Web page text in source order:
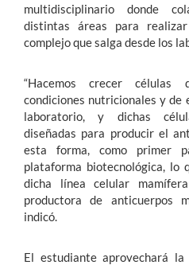
multidisciplinario donde
distintas áreas para
complejo que salga desde los
“Hacemos crecer
condiciones nutricionales y de
laboratorio, y dichas
diseñadas para producir el
esta forma, como primer
plataforma biotecnológica, lo
dicha línea celular
productora de anticuerpos
indicó.
El estudiante aprovechará la